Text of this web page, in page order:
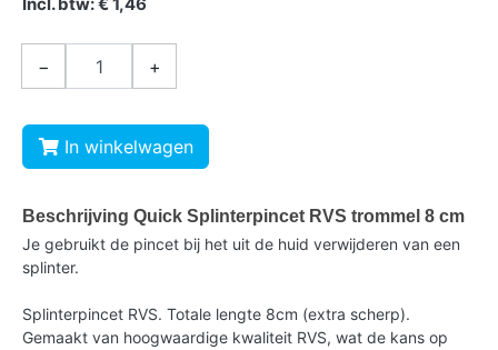
Incl. btw: € 1,46
− +
In winkelwagen
Beschrijving Quick Splinterpincet RVS trommel 8 cm
Je gebruikt de pincet bij het uit de huid verwijderen van een
splinter.
Splinterpincet RVS. Totale lengte 8cm (extra scherp).
Gemaakt van hoogwaardige kwaliteit RVS, wat de kans op